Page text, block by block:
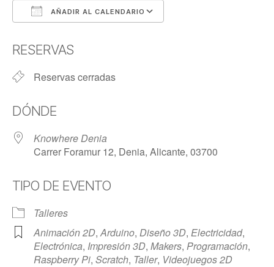
AÑADIR AL CALENDARIO
RESERVAS
Reservas cerradas
DÓNDE
Knowhere Denia
Carrer Foramur 12, Denia, Alicante, 03700
TIPO DE EVENTO
Talleres
Animación 2D,Arduino, Diseño 3D, Electricidad,
Electrónica, Impresión 3D, Makers, Programación,
Raspberry Pi, Scratch, Taller, Videojuegos 2D